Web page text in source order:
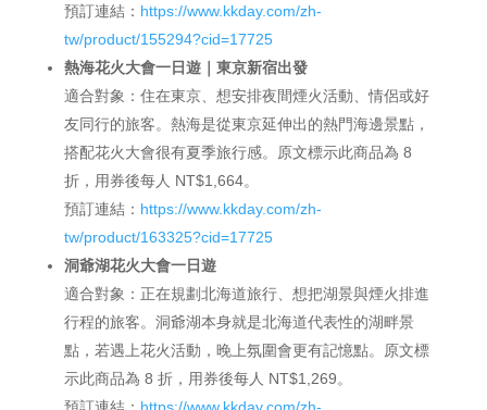
預訂連結： https://www.kkday.com/zh-
tw/product/155294?cid=17725
熱海花火大會一日遊｜東京新宿出發
適合對象：住在東京、想安排夜間煙火活動、情侶或好
友同行的旅客。熱海是從東京延伸出的熱門海邊景點，
搭配花火大會很有夏季旅行感。原文標示此商品為 8
折，用券後每人 NT$1,664。
預訂連結： https://www.kkday.com/zh-
tw/product/163325?cid=17725
洞爺湖花火大會一日遊
適合對象：正在規劃北海道旅行、想把湖景與煙火排進
行程的旅客。洞爺湖本身就是北海道代表性的湖畔景
點，若遇上花火活動，晚上氛圍會更有記憶點。原文標
示此商品為 8 折，用券後每人 NT$1,269。